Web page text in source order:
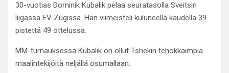
30-vuotias Dominik Kubalik pelaa seuratasolla Sveitsin
liigassa EV Zugissa. Hän viimeisteli kuluneella kaudella 39
pistettä 49 ottelussa.
MM-turnauksessa Kubalik on ollut Tshekin tehokkaimpia
maalintekijöitä neljällä osumallaan.